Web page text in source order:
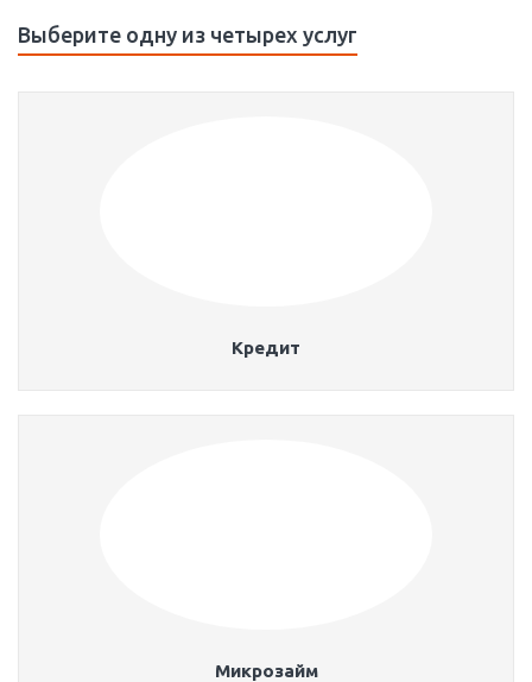
Выберите одну из четырех услуг
Кредит
Микрозайм